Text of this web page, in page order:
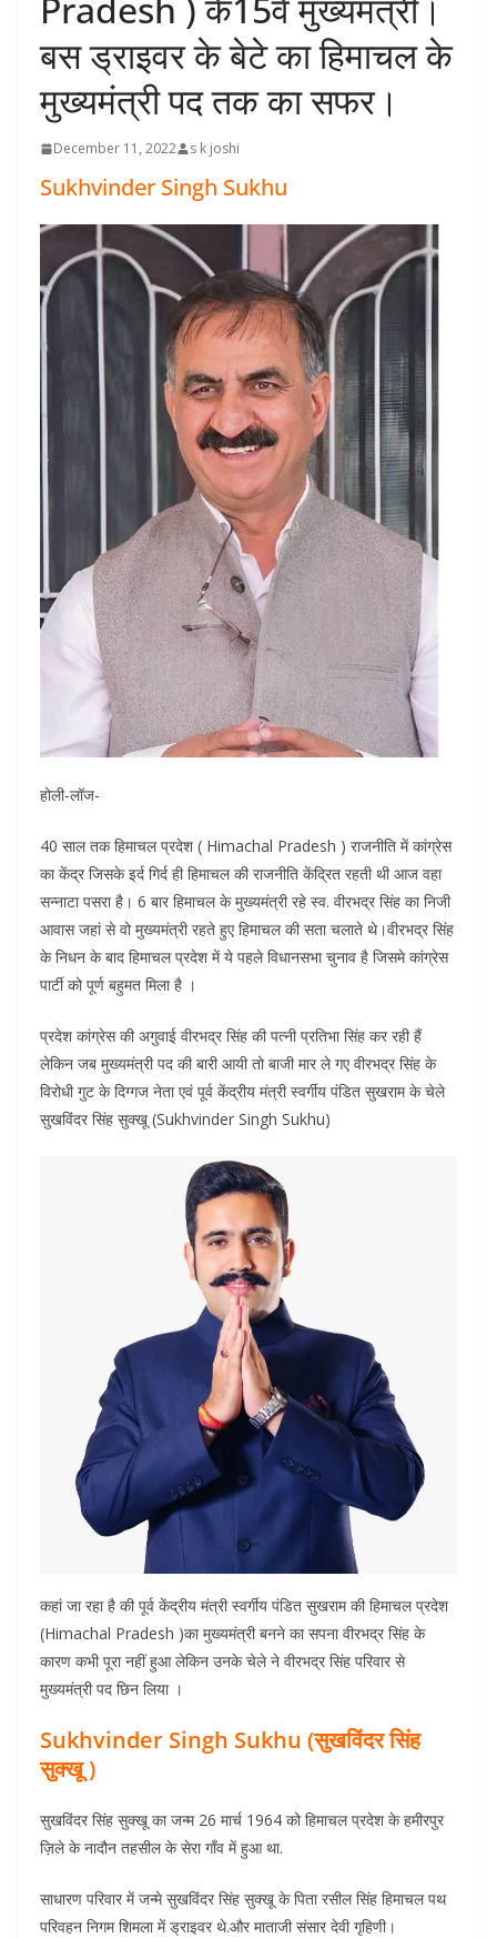
बस ड्राइवर के बेटे का हिमाचल के
मुख्यमंत्री पद तक का सफर।
December 11, 2022 s k joshi
Sukhvinder Singh Sukhu
होली-लॉज-
40 साल तक हिमाचल प्रदेश ( Himachal Pradesh ) राजनीति में कांग्रेस
का केंद्र जिसके इर्द गिर्द ही हिमाचल की राजनीति केंद्रित रहती थी आज वहा
सन्नाटा पसरा है। 6 बार हिमाचल के मुख्यमंत्री रहे स्व. वीरभद्र सिंह का निजी
आवास जहां से वो मुख्यमंत्री रहते हुए हिमाचल की सता चलाते थे।वीरभद्र सिंह
के निधन के बाद हिमाचल प्रदेश में ये पहले विधानसभा चुनाव है जिसमे कांग्रेस
पार्टी को पूर्ण बहुमत मिला है ।
प्रदेश कांग्रेस की अगुवाई वीरभद्र सिंह की पत्नी प्रतिभा सिंह कर रही हैं
लेकिन जब मुख्यमंत्री पद की बारी आयी तो बाजी मार ले गए वीरभद्र सिंह के
विरोधी गुट के दिग्गज नेता एवं पूर्व केंद्रीय मंत्री स्वर्गीय पंडित सुखराम के चेले
सुखविंदर सिंह सुक्खू (Sukhvinder Singh Sukhu)
कहां जा रहा है की पूर्व केंद्रीय मंत्री स्वर्गीय पंडित सुखराम की हिमाचल प्रदेश
(Himachal Pradesh )का मुख्यमंत्री बनने का सपना वीरभद्र सिंह के
कारण कभी पूरा नहीं हुआ लेकिन उनके चेले ने वीरभद्र सिंह परिवार से
मुख्यमंत्री पद छिन लिया ।
Sukhvinder Singh Sukhu (सुखविंदर सिंह
सुक्खू )
सुखविंदर सिंह सुक्खू का जन्म 26 मार्च 1964 को हिमाचल प्रदेश के हमीरपुर
ज़िले के नादौन तहसील के सेरा गाँव में हुआ था.
साधारण परिवार में जन्मे सुखविंदर सिंह सुक्खू के पिता रसील सिंह हिमाचल पथ
परिवहन निगम शिमला में ड्राइवर थे.और माताजी संसार देवी गृहिणी।